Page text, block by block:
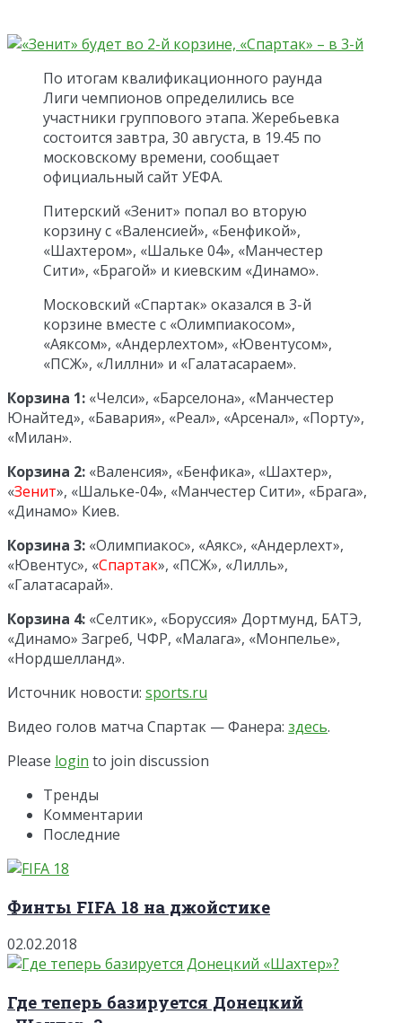
По итогам квалификационного раунда
Лиги чемпионов определились все
участники группового этапа. Жеребьевка
состоится завтра, 30 августа, в 19.45 по
московскому времени, сообщает
официальный сайт УЕФА.
Питерский «Зенит» попал во вторую
корзину с «Валенсией», «Бенфикой»,
«Шахтером», «Шальке 04», «Манчестер
Сити», «Брагой» и киевским «Динамо».
Московский «Спартак» оказался в 3-й
корзине вместе с «Олимпиакосом»,
«Аяксом», «Андерлехтом», «Ювентусом»,
«ПСЖ», «Лиллни» и «Галатасараем».
Корзина 1: «Челси», «Барселона», «Манчестер
Юнайтед», «Бавария», «Реал», «Арсенал», «Порту»,
«Милан».
Корзина 2: «Валенсия», «Бенфика», «Шахтер»,
«Зенит», «Шальке-04», «Манчестер Сити», «Брага»,
«Динамо» Киев.
Корзина 3: «Олимпиакос», «Аякс», «Андерлехт»,
«Ювентус», «Спартак», «ПСЖ», «Лилль»,
«Галатасарай».
Корзина 4: «Селтик», «Боруссия» Дортмунд, БАТЭ,
«Динамо» Загреб, ЧФР, «Малага», «Монпелье»,
«Нордшелланд».
Источник новости: sports.ru
Видео голов матча Спартак — Фанера: здесь.
Please login to join discussion
Тренды
Комментарии
Последние
Финты FIFA 18 на джойстике
02.02.2018
Где теперь базируется Донецкий